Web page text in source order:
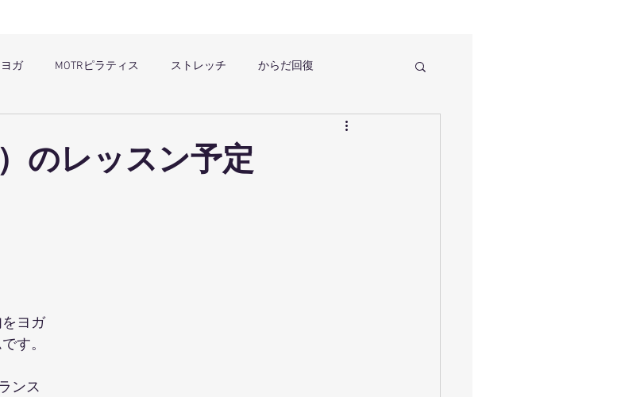
ヨガ MOTRピラティス ストレッチ からだ回復
（子連OK） ZUMBA
講演会
のレッスン予定
ヨガ
す。
ンス